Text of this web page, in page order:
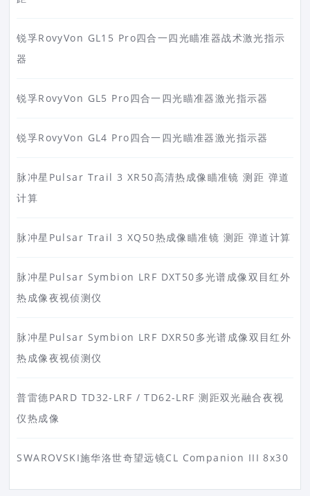
锐孚RovyVon GL15 Pro四合一四光瞄准器战术激光指示
器
锐孚RovyVon GL5 Pro四合一四光瞄准器激光指示器
锐孚RovyVon GL4 Pro四合一四光瞄准器激光指示器
脉冲星Pulsar Trail 3 XR50高清热成像瞄准镜 测距 弹道
计算
脉冲星Pulsar Trail 3 XQ50热成像瞄准镜 测距 弹道计算
脉冲星Pulsar Symbion LRF DXT50多光谱成像双目红外
热成像夜视侦测仪
脉冲星Pulsar Symbion LRF DXR50多光谱成像双目红外
热成像夜视侦测仪
普雷德PARD TD32-LRF / TD62-LRF 测距双光融合夜视
仪热成像
SWAROVSKI施华洛世奇望远镜CL Companion III 8x30